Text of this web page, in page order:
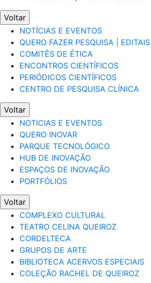
Voltar
NOTÍCIAS E EVENTOS
QUERO FAZER PESQUISA | EDITAIS
COMITÊS DE ÉTICA
ENCONTROS CIENTÍFICOS
PERIÓDICOS CIENTÍFICOS
CENTRO DE PESQUISA CLÍNICA
Voltar
NOTICIAS E EVENTOS
QUERO INOVAR
PARQUE TECNOLÓGICO
HUB DE INOVAÇÃO
ESPAÇOS DE INOVAÇÃO
PORTFÓLIOS
Voltar
COMPLEXO CULTURAL
TEATRO CELINA QUEIROZ
CORDELTECA
GRUPOS DE ARTE
BIBLIOTECA ACERVOS ESPECIAIS
COLEÇÃO RACHEL DE QUEIROZ